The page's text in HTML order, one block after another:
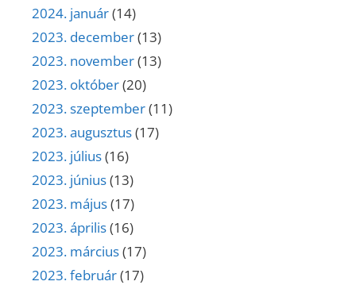
2024. január(14)
2023. december(13)
2023. november(13)
2023. október(20)
2023. szeptember(11)
2023. augusztus(17)
2023. július(16)
2023. június(13)
2023. május(17)
2023. április(16)
2023. március(17)
2023. február(17)